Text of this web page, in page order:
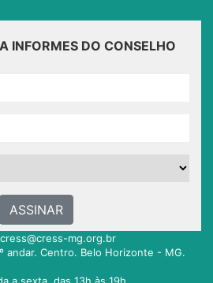
INFORMES DO CONSELHO
ASSINAR
cress@cress-mg.org.br
andar. Centro. Belo Horizonte - MG.